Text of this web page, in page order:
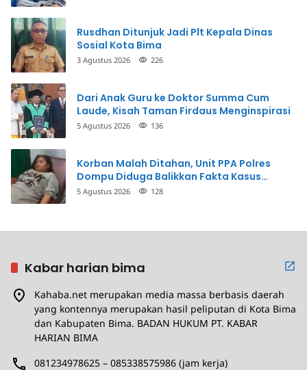
Rusdhan Ditunjuk Jadi Plt Kepala Dinas
Sosial Kota Bima
3 Agustus 2026 226
Dari Anak Guru ke Doktor Summa Cum
Laude, Kisah Taman Firdaus Menginspirasi
5 Agustus 2026 136
Korban Malah Ditahan, Unit PPA Polres
Dompu Diduga Balikkan Fakta Kasus
Penganiayaan
5 Agustus 2026 128
Kabar harian bima
Kahaba.net merupakan media massa berbasis daerah
yang kontennya merupakan hasil peliputan di Kota Bima
dan Kabupaten Bima. BADAN HUKUM PT. KABAR
HARIAN BIMA
081234978625 – 085338575986 (jam kerja)